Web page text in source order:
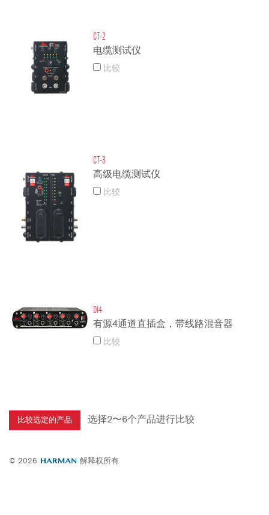
CT-2
电缆测试仪
比较
CT-3
高级电缆测试仪
比较
DI4
有源4通道直插盒，带线路混音器
比较
选择2〜6个产品进行比较
© 2026 解释权所有